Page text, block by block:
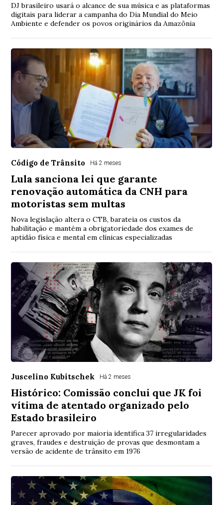
DJ brasileiro usará o alcance de sua música e as plataformas
digitais para liderar a campanha do Dia Mundial do Meio
Ambiente e defender os povos originários da Amazônia
Código de Trânsito Há 2 meses
Lula sanciona lei que garante
renovação automática da CNH para
motoristas sem multas
Nova legislação altera o CTB, barateia os custos da
habilitação e mantém a obrigatoriedade dos exames de
aptidão física e mental em clínicas especializadas
Juscelino Kubitschek Há 2 meses
Histórico: Comissão conclui que JK foi
vítima de atentado organizado pelo
Estado brasileiro
Parecer aprovado por maioria identifica 37 irregularidades
graves, fraudes e destruição de provas que desmontam a
versão de acidente de trânsito em 1976